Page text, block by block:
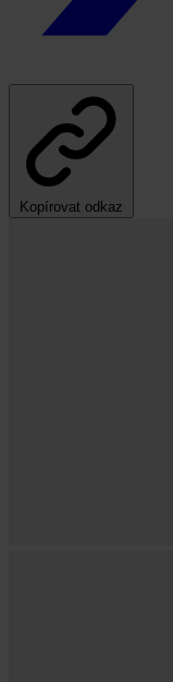
Kopírovat odkaz